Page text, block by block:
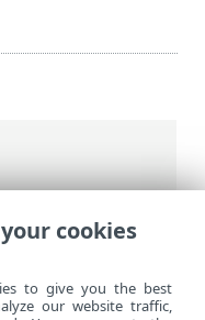
PROTECT メ
ー
cookies
to give you the best
our website traffic,